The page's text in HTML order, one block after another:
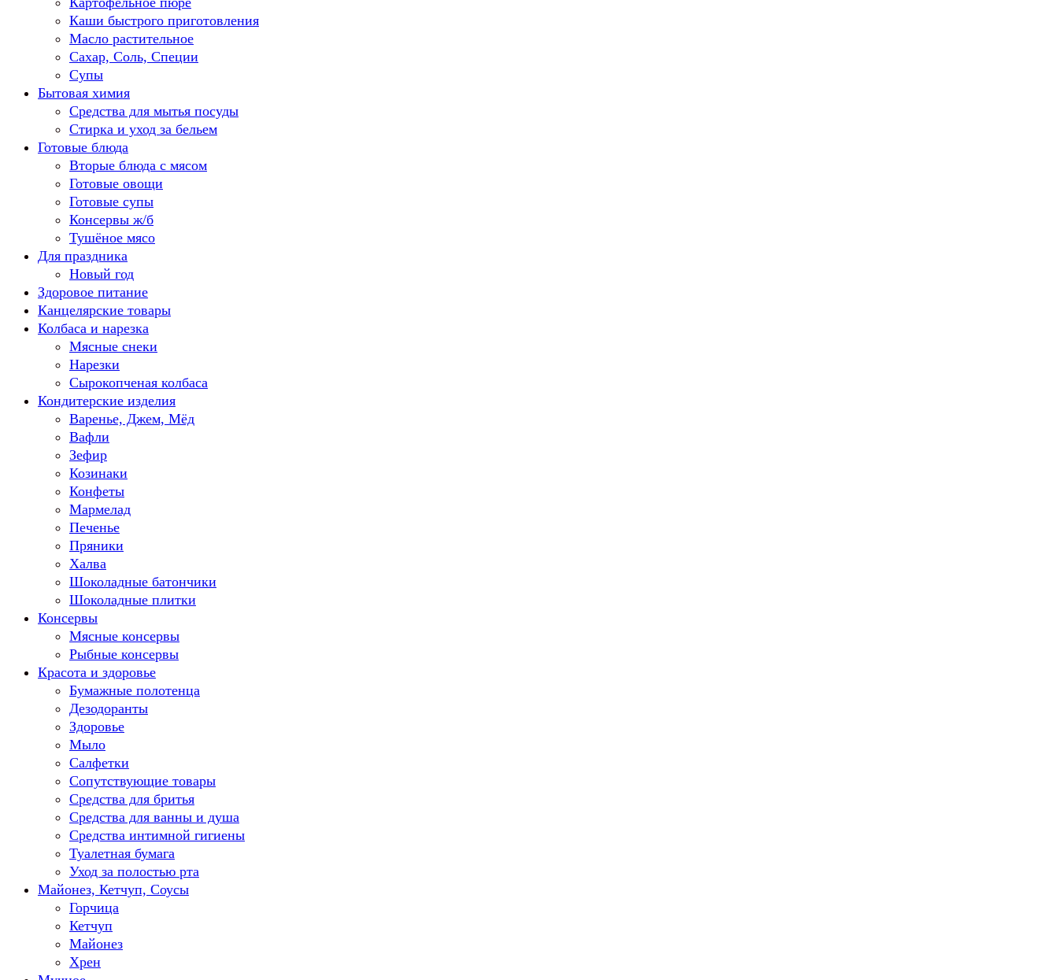
Каши быстрого приготовления
Масло растительное
Сахар, Соль, Специи
Супы
Бытовая химия
Средства для мытья посуды
Стирка и уход за бельем
Готовые блюда
Вторые блюда с мясом
Готовые овощи
Готовые супы
Консервы ж/б
Тушёное мясо
Для праздника
Новый год
Здоровое питание
Канцелярские товары
Колбаса и нарезка
Мясные снеки
Нарезки
Сырокопченая колбаса
Кондитерские изделия
Варенье, Джем, Мёд
Вафли
Зефир
Козинаки
Конфеты
Мармелад
Печенье
Пряники
Халва
Шоколадные батончики
Шоколадные плитки
Консервы
Мясные консервы
Рыбные консервы
Красота и здоровье
Бумажные полотенца
Дезодоранты
Здоровье
Мыло
Салфетки
Сопутствующие товары
Средства для бритья
Средства для ванны и душа
Средства интимной гигиены
Туалетная бумага
Уход за полостью рта
Майонез, Кетчуп, Соусы
Горчица
Кетчуп
Майонез
Хрен